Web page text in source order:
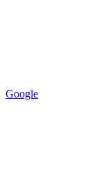
Google